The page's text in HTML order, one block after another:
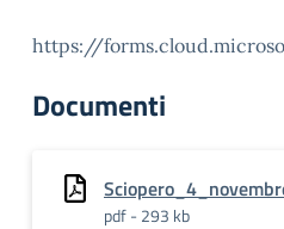
https://
Documenti
pdf - 293 kb